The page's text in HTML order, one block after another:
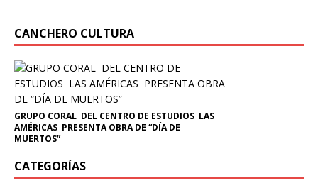
CANCHERO CULTURA
GRUPO CORAL DEL CENTRO DE ESTUDIOS LAS
AMÉRICAS PRESENTA OBRA DE “DÍA DE
MUERTOS”
CATEGORÍAS